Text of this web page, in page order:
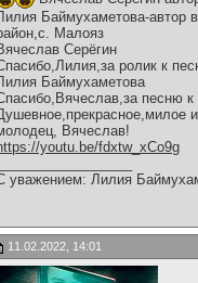
Баймухаметова-автор
Малояз
Серёгин
ролик к
Баймухаметова
песню
Вячеслав!
youtu.be/fdxtw_xCo9g
уважением: Лилия
11.02.2022, 14:01